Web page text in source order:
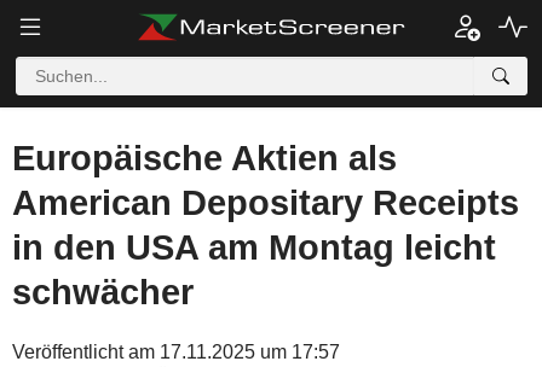
Europäische Aktien als
American Depositary Receipts
in den USA am Montag leicht
schwächer
Veröffentlicht am 17.11.2025 um 17:57